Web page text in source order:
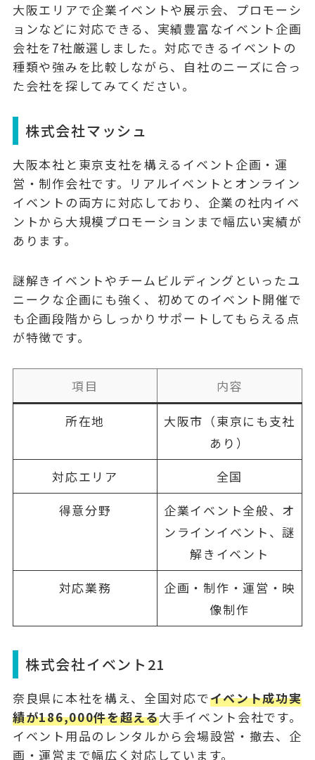
大阪エリアで企業イベントや展示会、プロモーシ
ョンなどに対応できる、実績豊富なイベント企画
会社を7社厳選しました。対応できるイベントの
種類や強みを比較しながら、自社のニーズに合っ
た会社を探してみてください。
株式会社マッシュ
大阪本社と東京支社を構えるイベント企画・運
営・制作会社です。 リアルイベントとオンライン
イベントの両方 に対応しており、企業の社内イベ
ントから大規模プロモーションまで幅広い実績が
あります。
謎解きイベントやチームビルディングといったユ
ニークな企画にも強く、初めてのイベント開催で
も企画段階からしっかりサポートしてもらえる点
が特徴です。
項目
内容
所在地
大阪市（東京にも支社
あり）
対応エリア
全国
得意分野
企業イベント全般、オ
ンラインイベント、謎
解きイベント
対応業務
企画・制作・運営・映
像制作
株式会社イベント21
奈良県に本社を構え、全国対応でイベント成功実
績が186,000件を超える大手イベント会社です。
イベント用品のレンタルから会場設営・撤去、企
画・運営まで幅広く対応しています。